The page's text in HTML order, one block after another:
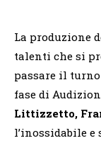
La produzione
talenti che si
passare il
fase di
Littizzetto,
l’inossidabile